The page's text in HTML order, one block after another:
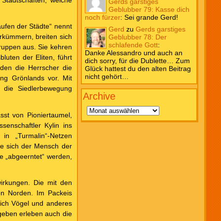
der Städte“ nennt
breiten sich
aus. Sie kehren
der Eliten, führt
die Herrscher die
Grönlands vor. Mit
Siedlerbewegung
von Pioniertaumel,
Kylin ins
„Turmalin“-Netzen
sich der Mensch der
werden,
Die mit den
Norden. Im Packeis
Vögel und anderes
erleben auch die
Geblubber 79: Kasse dich
noch fürzer:Sei grande Gerd!
Gerd zuGerds garstiges
Geblubber 78: Der
schlafende Gott:
Danke Alessandro und auch an
dich sorry, für die Dublette… Zum
Glück hattest du den alten Beitrag
nicht gehört…
Archive